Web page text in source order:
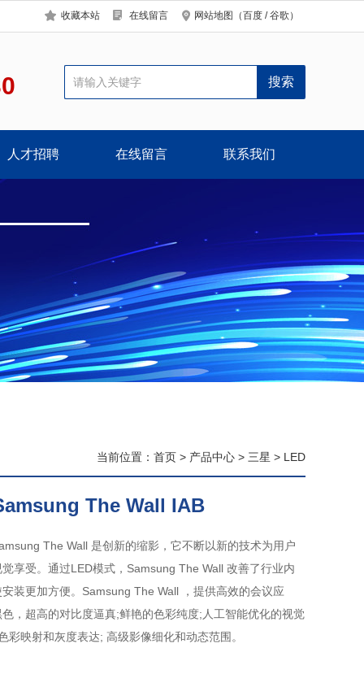
收藏本站 在线留言 网站地图 （百度 /谷歌 ）
人才招聘 在线留言 联系我们
当前位置： 首页 > 产品中心 > 三星 > LED
The Wall IAB
The Wall 是创新的缩影，它不断以新的技术为用户
享受。通过LED模式，Samsung The Wall 改善了行业内
装更加方便。Samsung The Wall ，提供高效的会议应
，超高的对比度逼真;鲜艳的色彩纯度;人工智能优化的视觉
彩映射和灰度表达; 高级影像细化和动态范围。